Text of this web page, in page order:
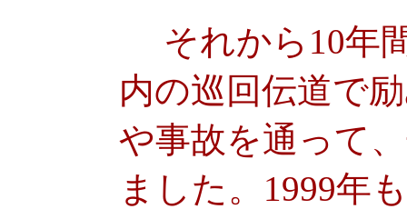
それから10年
内の巡回伝道で
や事故を通って
ました。1999年